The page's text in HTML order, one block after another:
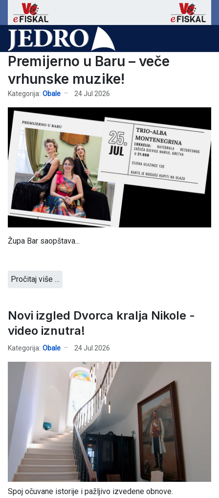
Premijerno u Baru – veče
vrhunske muzike!
Kategorija: Obale 24 Jul 2026
Župa Bar saopštava...
Pročitaj više …
Novi izgled Dvorca kralja Nikole -
video iznutra!
Kategorija: Obale 24 Jul 2026
Spoj očuvane istorije i pažljivo izvedene obnove.